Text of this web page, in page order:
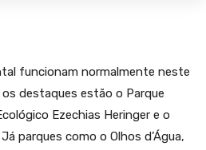
funcionam normalmente neste
destaques estão o Parque
Ezechias Heringer e o
parques como o Olhos d’Água,